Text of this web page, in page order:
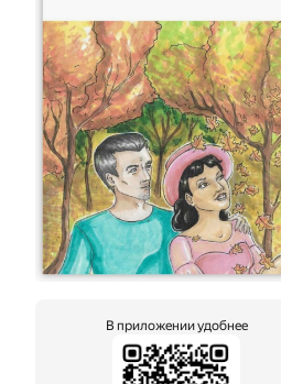
В приложении удобнее